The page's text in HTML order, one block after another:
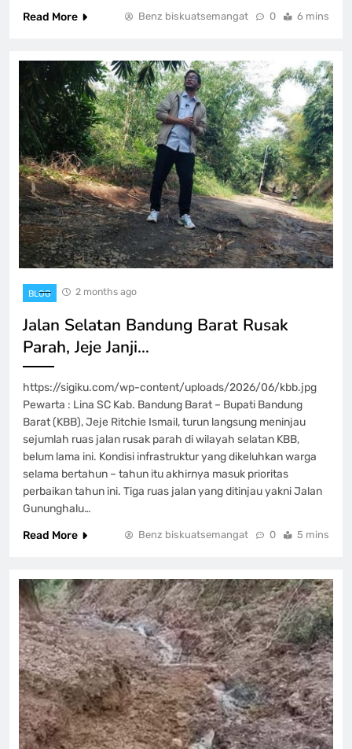
Read More
Benz biskuatsemangat 0 6 mins
BLOG 2 months ago
Jalan Selatan Bandung Barat Rusak
Parah, Jeje Janji…
https://sigiku.com/wp-content/uploads/2026/06/kbb.jpg
Pewarta : Lina SC Kab. Bandung Barat – Bupati Bandung
Barat (KBB), Jeje Ritchie Ismail, turun langsung meninjau
sejumlah ruas jalan rusak parah di wilayah selatan KBB,
belum lama ini. Kondisi infrastruktur yang dikeluhkan warga
selama bertahun – tahun itu akhirnya masuk prioritas
perbaikan tahun ini. Tiga ruas jalan yang ditinjau yakni Jalan
Gununghalu…
Read More
Benz biskuatsemangat 0 5 mins